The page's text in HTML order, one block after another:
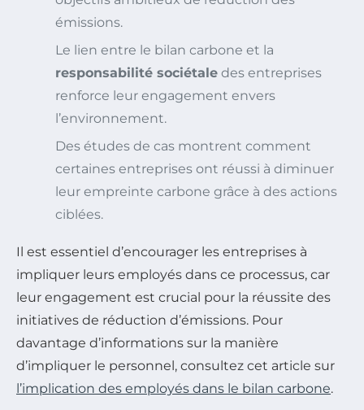
émissions.
Le lien entre le bilan carbone et la
responsabilité sociétale des entreprises
renforce leur engagement envers
l’environnement.
Des études de cas montrent comment
certaines entreprises ont réussi à diminuer
leur empreinte carbone grâce à des actions
ciblées.
Il est essentiel d’encourager les entreprises à
impliquer leurs employés dans ce processus, car
leur engagement est crucial pour la réussite des
initiatives de réduction d’émissions. Pour
davantage d’informations sur la manière
d’impliquer le personnel, consultez cet article sur
l’implication des employés dans le bilan carbone.